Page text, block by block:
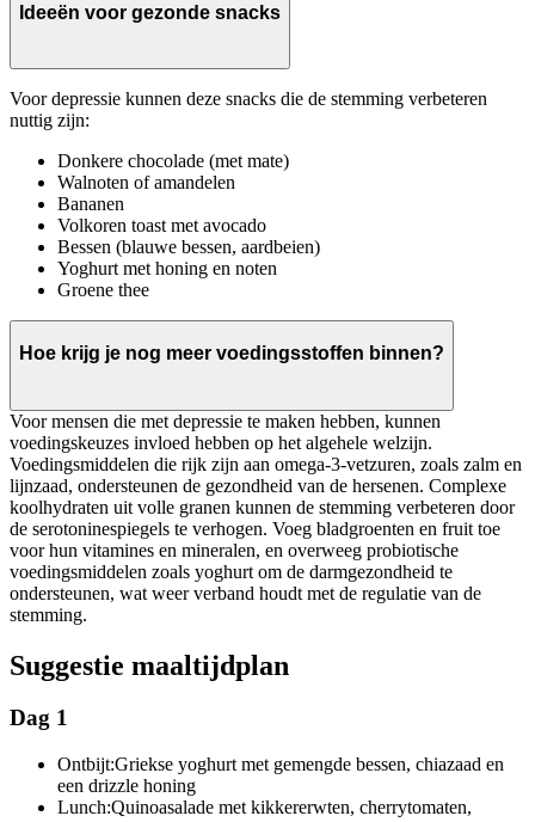
Ideeën voor gezonde snacks
Voor depressie kunnen deze snacks die de stemming verbeteren
nuttig zijn:
Donkere chocolade (met mate)
Walnoten of amandelen
Bananen
Volkoren toast met avocado
Bessen (blauwe bessen, aardbeien)
Yoghurt met honing en noten
Groene thee
Hoe krijg je nog meer voedingsstoffen binnen?
Voor mensen die met depressie te maken hebben, kunnen
voedingskeuzes invloed hebben op het algehele welzijn.
Voedingsmiddelen die rijk zijn aan omega-3-vetzuren, zoals zalm en
lijnzaad, ondersteunen de gezondheid van de hersenen. Complexe
koolhydraten uit volle granen kunnen de stemming verbeteren door
de serotoninespiegels te verhogen. Voeg bladgroenten en fruit toe
voor hun vitamines en mineralen, en overweeg probiotische
voedingsmiddelen zoals yoghurt om de darmgezondheid te
ondersteunen, wat weer verband houdt met de regulatie van de
stemming.
Suggestie maaltijdplan
Dag 1
Ontbijt:Griekse yoghurt met gemengde bessen, chiazaad en
een drizzle honing
Lunch:Quinoasalade met kikkererwten, cherrytomaten,